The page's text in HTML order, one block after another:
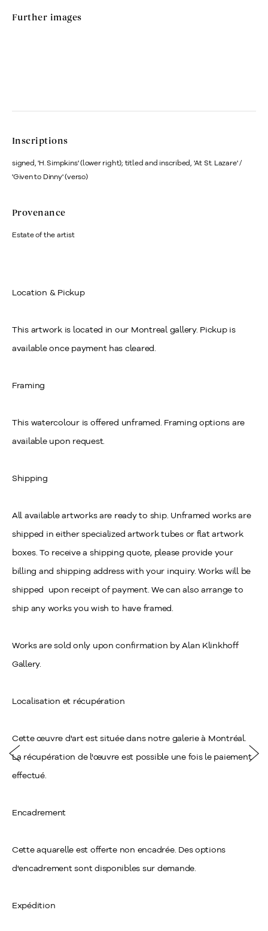
Further images
Inscriptions
signed, 'H. Simpkins' (lower right); titled and inscribed, 'At St. Lazare' /
'Given to Dinny' (verso)
Provenance
Estate of the artist
Location & Pickup
This artwork is located in our Montreal gallery. Pickup is
available once payment has cleared.
Framing
This watercolour is offered unframed. Framing options are
available upon request.
Shipping
All available artworks are ready to ship. Unframed works are
shipped in either specialized artwork tubes or flat artwork
boxes. To receive a shipping quote, please provide your
billing and shipping address with your inquiry. Works will be
shipped upon receipt of payment. We can also arrange to
ship any works you wish to have framed.
Works are sold only upon confirmation by Alan Klinkhoff
Gallery.
Localisation et récupération
Cette œuvre d'art est située dans notre galerie à Montréal.
La récupération de l'œuvre est possible une fois le paiement
effectué.
Encadrement
Cette aquarelle est offerte non encadrée. Des options
d'encadrement sont disponibles sur demande.
Expédition